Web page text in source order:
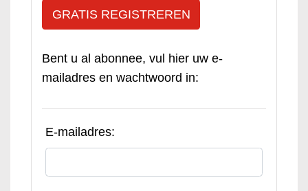
GRATIS REGISTREREN
Bent u al abonnee, vul hier uw e-
mailadres en wachtwoord in:
E-mailadres: